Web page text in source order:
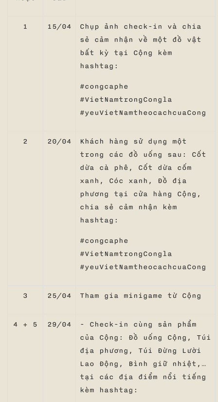
1 15/04
Chụp ảnh check-in và chia
sẻ cảm nhận về một đồ vật
bất kỳ tại Cộng kèm
hashtag:
#congcaphe
#VietNamtrongCongla
#yeuVietNamtheocachcuaCong
2 20/04
Khách hàng sử dụng một
trong các đồ uống sau: Cốt
dừa cà phê, Cốt dừa cốm
xanh, Cóc xanh, Đồ địa
phương tại cửa hàng Cộng,
chia sẻ cảm nhận kèm
hashtag:
#congcaphe
#VietNamtrongCongla
#yeuVietNamtheocachcuaCong
3 25/04 Tham gia minigame từ Cộng
4 + 5 29/04
- Check-in cùng sản phẩm
của Cộng: Đồ uống Cộng, Túi
địa phương, Túi Đừng Lười
Lao Động, Bình giữ nhiệt,…
tại các địa điểm nổi tiếng
kèm hashtag: